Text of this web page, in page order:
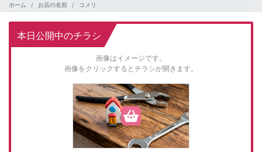
ホーム
お店の名前 コメリ
本日公開中のチラシ
画像はイメージです。
画像をクリックするとチラシが開きます。